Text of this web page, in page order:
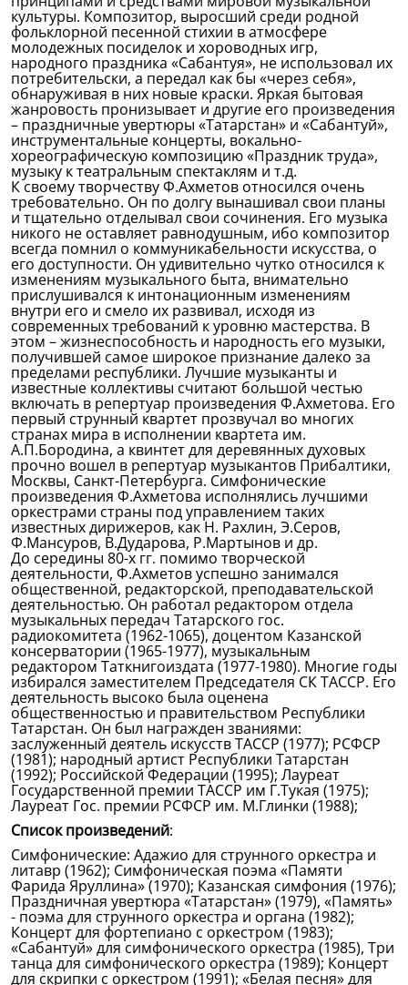
культуры. Композитор, выросший среди родной
фольклорной песенной стихии в атмосфере
молодежных посиделок и хороводных игр,
народного праздника «Сабантуя», не использовал их
потребительски, а передал как бы «через себя»,
обнаруживая в них новые краски. Яркая бытовая
жанровость пронизывает и другие его произведения
– праздничные увертюры «Татарстан» и «Сабантуй»,
инструментальные концерты, вокально-
хореографическую композицию «Праздник труда»,
музыку к театральным спектаклям и т.д.
К своему творчеству Ф.Ахметов относился очень
требовательно. Он по долгу вынашивал свои планы
и тщательно отделывал свои сочинения. Его музыка
никого не оставляет равнодушным, ибо композитор
всегда помнил о коммуникабельности искусства, о
его доступности. Он удивительно чутко относился к
изменениям музыкального быта, внимательно
прислушивался к интонационным изменениям
внутри его и смело их развивал, исходя из
современных требований к уровню мастерства. В
этом – жизнеспособность и народность его музыки,
получившей самое широкое признание далеко за
пределами республики. Лучшие музыканты и
известные коллективы считают большой честью
включать в репертуар произведения Ф.Ахметова. Его
первый струнный квартет прозвучал во многих
странах мира в исполнении квартета им.
А.П.Бородина, а квинтет для деревянных духовых
прочно вошел в репертуар музыкантов Прибалтики,
Москвы, Санкт-Петербурга. Симфонические
произведения Ф.Ахметова исполнялись лучшими
оркестрами страны под управлением таких
известных дирижеров, как Н. Рахлин, Э.Серов,
Ф.Мансуров, В.Дударова, Р.Мартынов и др.
До середины 80-х гг. помимо творческой
деятельности, Ф.Ахметов успешно занимался
общественной, редакторской, преподавательской
деятельностью. Он работал редактором отдела
музыкальных передач Татарского гос.
радиокомитета (1962-1065), доцентом Казанской
консерватории (1965-1977), музыкальным
редактором Таткнигоиздата (1977-1980). Многие годы
избирался заместителем Председателя СК ТАССР. Его
деятельность высоко была оценена
общественностью и правительством Республики
Татарстан. Он был награжден званиями:
заслуженный деятель искусств ТАССР (1977); РСФСР
(1981); народный артист Республики Татарстан
(1992); Российской Федерации (1995); Лауреат
Государственной премии ТАССР им Г.Тукая (1975);
Лауреат Гос. премии РСФСР им. М.Глинки (1988);
Список произведений:
Симфонические: Адажио для струнного оркестра и
литавр (1962); Симфоническая поэма «Памяти
Фарида Яруллина» (1970); Казанская симфония (1976);
Праздничная увертюра «Татарстан» (1979), «Память»
- поэма для струнного оркестра и органа (1982);
Концерт для фортепиано с оркестром (1983);
«Сабантуй» для симфонического оркестра (1985), Три
танца для симфонического оркестра (1989); Концерт
для скрипки с оркестром (1991); «Белая песня» для